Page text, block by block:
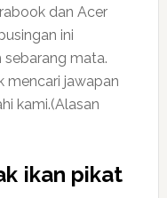
dan Acer
ini
sebarang mata.
mencari jawapan
kami.(Alasan
ikan pikat